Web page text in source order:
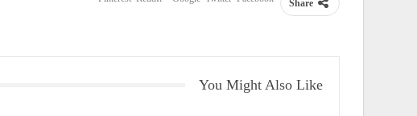
Share
You Might Also Like